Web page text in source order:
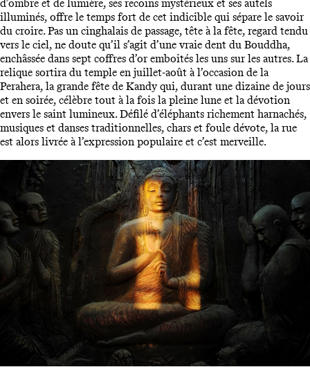
d’ombre et de lumière, ses recoins mystérieux et ses autels
illuminés, offre le temps fort de cet indicible qui sépare le savoir
du croire. Pas un cinghalais de passage, tête à la fête, regard tendu
vers le ciel, ne doute qu’il s’agit d’une vraie dent du Bouddha,
enchâssée dans sept coffres d’or emboités les uns sur les autres. La
relique sortira du temple en juillet-août à l’occasion de la
Perahera, la grande fête de Kandy qui, durant une dizaine de jours
et en soirée, célèbre tout à la fois la pleine lune et la dévotion
envers le saint lumineux. Défilé d’éléphants richement harnachés,
musiques et danses traditionnelles, chars et foule dévote, la rue
est alors livrée à l’expression populaire et c’est merveille.